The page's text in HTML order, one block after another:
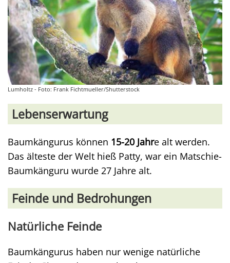
Lumholtz - Foto: Frank Fichtmueller/Shutterstock
Lebenserwartung
Baumkängurus können 15-20 Jahre alt werden.
Das älteste der Welt hieß Patty, war ein Matschie-
Baumkänguru wurde 27 Jahre alt.
Feinde und Bedrohungen
Natürliche Feinde
Baumkängurus haben nur wenige natürliche